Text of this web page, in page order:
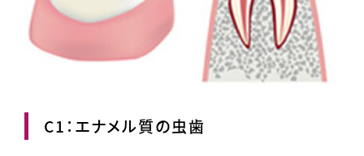
C1：エナメル質の虫歯